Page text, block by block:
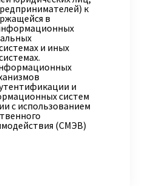
к
в
и иных
и
систем
с использованием
(СМЭВ)